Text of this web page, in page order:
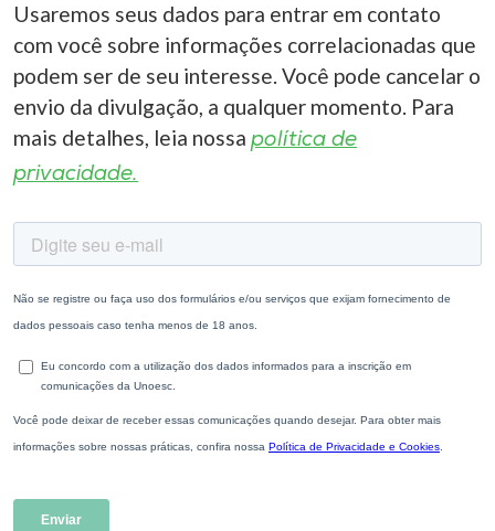
Usaremos seus dados para entrar em contato
com você sobre informações correlacionadas que
podem ser de seu interesse. Você pode cancelar o
envio da divulgação, a qualquer momento. Para
mais detalhes, leia nossa política de
privacidade.